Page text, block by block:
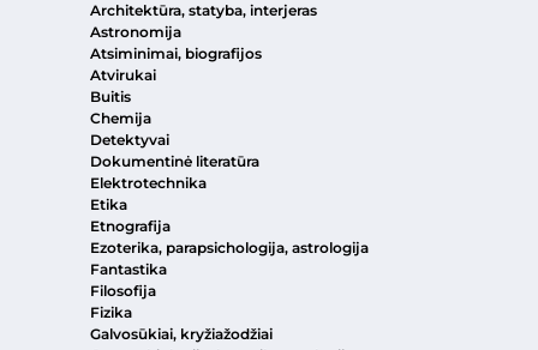
Architektūra, statyba, interjeras
Astronomija
Atsiminimai, biografijos
Atvirukai
Buitis
Chemija
Detektyvai
Dokumentinė literatūra
Elektrotechnika
Etika
Etnografija
Ezoterika, parapsichologija, astrologija
Fantastika
Filosofija
Fizika
Galvosūkiai, kryžiažodžiai